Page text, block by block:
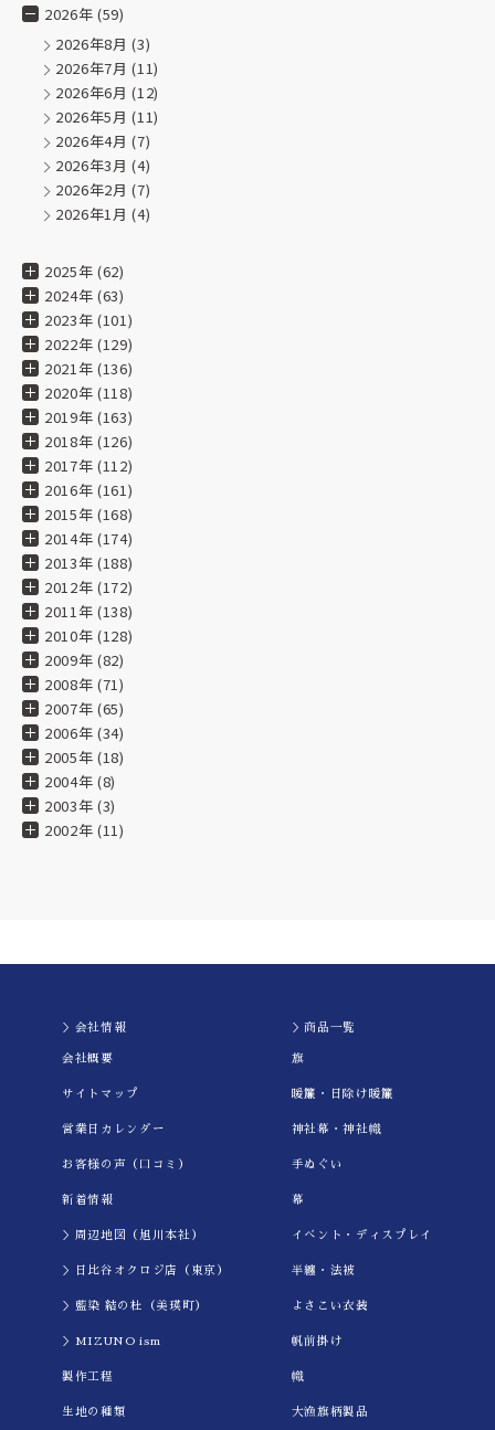
願いしたいと思います。
本当にありがとうございました。
★★★★★
2025.04.03
過去、職場としてお世話になった事があり、日本の文化、
人に喜んでいただく仕事について学ばせて頂きました。
また海外でテキスタイルを勉強している方への工場見学をさ
すべての物が魅力的です
★★★★★
2025.02.19
★★★★★
2024.09.24
縦400×横500、テトロンポンジ生地よさこい旗
豊富なカラーバリエーションと丈夫な生地。
全国のお祭りに一層の彩りを與える事間違いありません。
★★★★★
2024.07.29
★★★★★
2024.07.29
★★★★★
四国三大祭り「新居浜太鼓祭り」を盛り上げる約50台の太鼓
2024.03.15
丁寧な接客に満足(^^)してます。
★★★★★
手ぬぐいの種類が豊富です。
★★★★★
2023.07.28
2026年 (59)
2026年8月 (3)
2026年7月 (11)
2026年6月 (12)
2026年5月 (11)
2026年4月 (7)
2026年3月 (4)
2026年2月 (7)
2026年1月 (4)
2025年 (62)
2024年 (63)
2023年 (101)
2022年 (129)
2021年 (136)
2020年 (118)
2019年 (163)
2018年 (126)
2017年 (112)
2016年 (161)
2015年 (168)
2014年 (174)
2013年 (188)
2012年 (172)
2011年 (138)
2010年 (128)
2009年 (82)
2008年 (71)
2007年 (65)
2006年 (34)
2005年 (18)
2004年 (8)
2003年 (3)
2002年 (11)
＞会社情報
会社概要
サイトマップ
営業日カレンダー
お客様の声（口コミ）
新着情報
＞周辺地図（旭川本社）
＞日比谷オクロジ店（東京）
＞藍染 結の杜（美瑛町）
＞MIZUNO ism
製作工程
生地の種類
＞商品一覧
旗
暖簾・日除け暖簾
神社幕・神社幟
手ぬぐい
幕
イべント・ディスプレイ
半纏・法被
よさこい衣装
帆前掛け
幟
大漁旗柄製品